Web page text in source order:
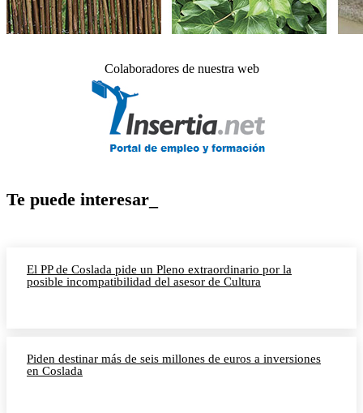
Colaboradores de nuestra web
Te puede interesar_
El PP de Coslada pide un Pleno extraordinario por la
posible incompatibilidad del asesor de Cultura
Piden destinar más de seis millones de euros a inversiones
en Coslada